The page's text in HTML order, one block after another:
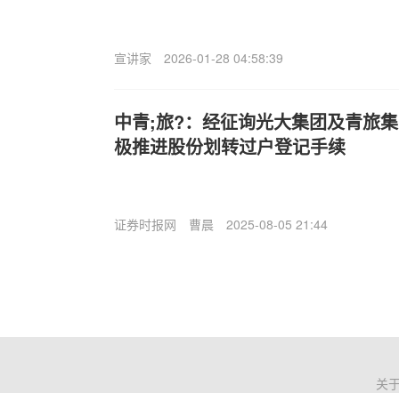
宣讲家 2026-01-28 04:58:39
中青;旅?：经征询光大集团及青旅
极推进股份划转过户登记手续
证券时报网 曹晨 2025-08-05 21:44
关